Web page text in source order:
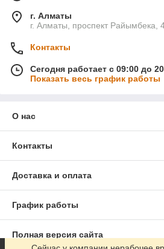
г. Алматы
г. Алматы, проспект Райымбека,
Контакты
Сегодня работает с 09:00 до
Показать весь график работы
О нас
Контакты
Доставка и оплата
График работы
Полная версия сайта